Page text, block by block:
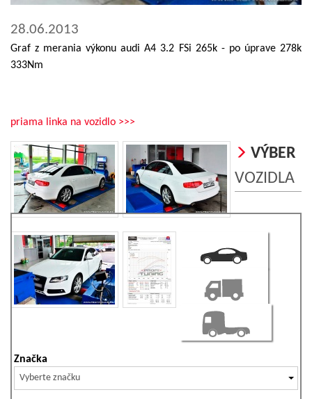
28.06.2013
Graf z merania výkonu audi A4 3.2 FSi 265k - po úprave 278k
333Nm
priama linka na vozidlo >>>
VÝBER
VOZIDLA
Značka
Vyberte značku